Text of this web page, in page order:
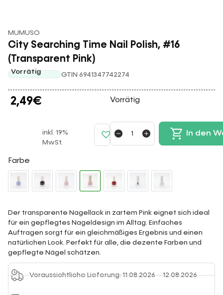
MUMUSO
City Searching Time Nail Polish, #16
(Transparent Pink)
Vorrätig GTIN 6941347742274
2,49€
inkl. 19%
MwSt.
Vorrätig
In den
Farbe
Der transparente Nagellack in zartem Pink eignet sich ideal
für ein gepflegtes Nageldesign im Alltag. Einfaches
Auftragen sorgt für ein gleichmäßiges Ergebnis und einen
natürlichen Look. Perfekt für alle, die dezente Farben und
gepflegte Nägel schätzen.
Voraussichtliche Lieferung: 11.08.2026 – 12.08.2026